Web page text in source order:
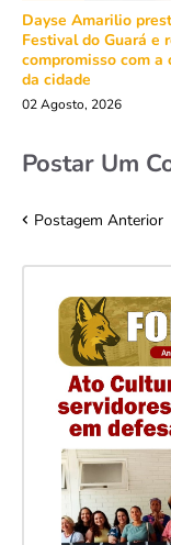
Dayse Amarilio
Festival do Guará e
compromisso com a
da cidade
02 Agosto, 2026
Postar Um
Postagem Anterior